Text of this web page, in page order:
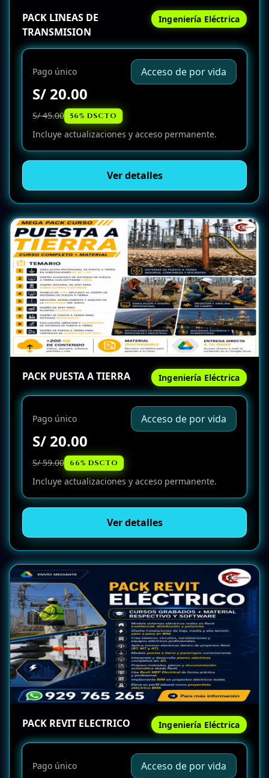
PACK LINEAS DE
TRANSMISION
Ingeniería Eléctrica
Pago único Acceso de por vida
S/ 20.00
S/ 45.00 56% DSCTO
Incluye actualizaciones y acceso permanente.
Ver detalles
PACK PUESTA A TIERRA Ingeniería Eléctrica
Pago único Acceso de por vida
S/ 20.00
S/ 59.00 66% DSCTO
Incluye actualizaciones y acceso permanente.
Ver detalles
PACK REVIT ELECTRICO Ingeniería Eléctrica
Pago único Acceso de por vida